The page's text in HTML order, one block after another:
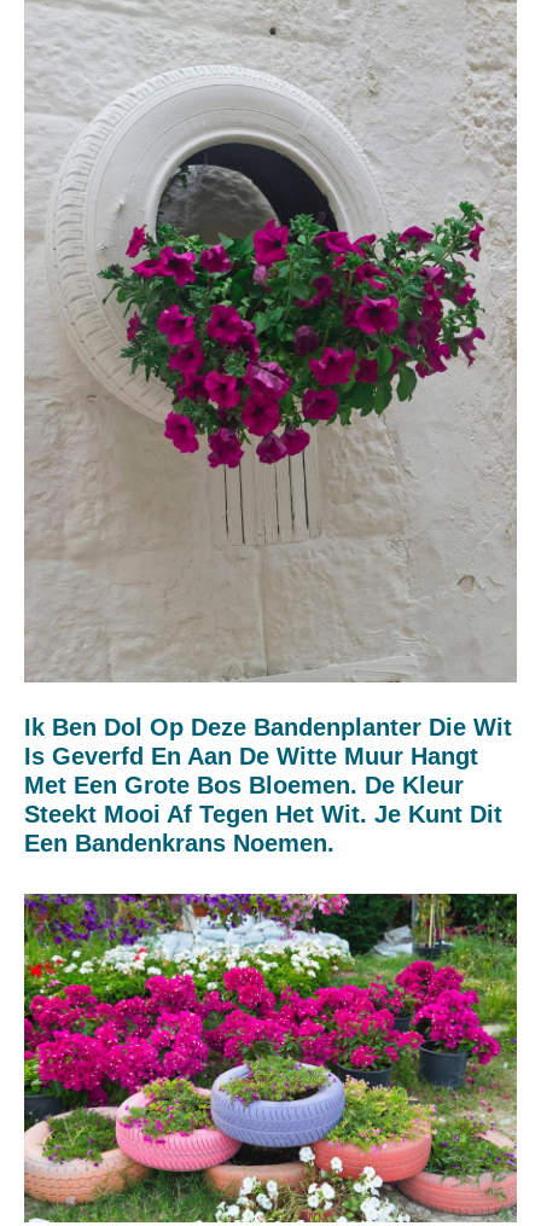
Ik Ben Dol Op Deze Bandenplanter Die Wit
Is Geverfd En Aan De Witte Muur Hangt
Met Een Grote Bos Bloemen. De Kleur
Steekt Mooi Af Tegen Het Wit. Je Kunt Dit
Een Bandenkrans Noemen.